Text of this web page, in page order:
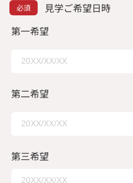
見学ご希望日時
第一希望
第二希望
第三希望